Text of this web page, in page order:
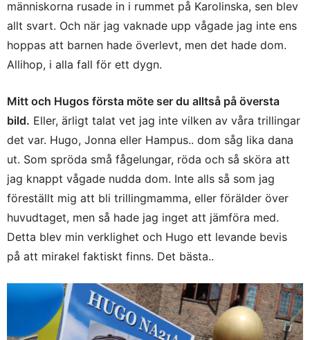
människorna rusade in i rummet på Karolinska, sen blev
allt svart. Och när jag vaknade upp vågade jag inte ens
hoppas att barnen hade överlevt, men det hade dom.
Allihop, i alla fall för ett dygn.
Mitt och Hugos första möte ser du alltså på översta
bild. Eller, ärligt talat vet jag inte vilken av våra trillingar
det var. Hugo, Jonna eller Hampus.. dom såg lika dana
ut. Som spröda små fågelungar, röda och så sköra att
jag knappt vågade nudda dom. Inte alls så som jag
föreställt mig att bli trillingmamma, eller förälder över
huvudtaget, men så hade jag inget att jämföra med.
Detta blev min verklighet och Hugo ett levande bevis
på att mirakel faktiskt finns. Det bästa..